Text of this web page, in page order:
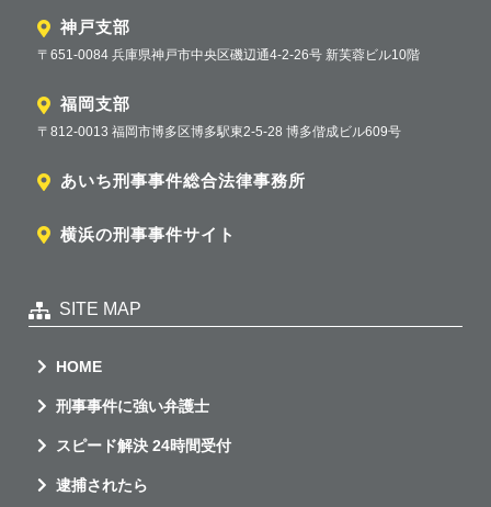
神戸支部
〒651-0084 兵庫県神戸市中央区磯辺通4-2-26号 新芙蓉ビル10階
福岡支部
〒812-0013 福岡市博多区博多駅東2-5-28 博多偕成ビル609号
あいち刑事事件総合法律事務所
横浜の刑事事件サイト
SITE MAP
HOME
刑事事件に強い弁護士
スピード解決 24時間受付
逮捕されたら